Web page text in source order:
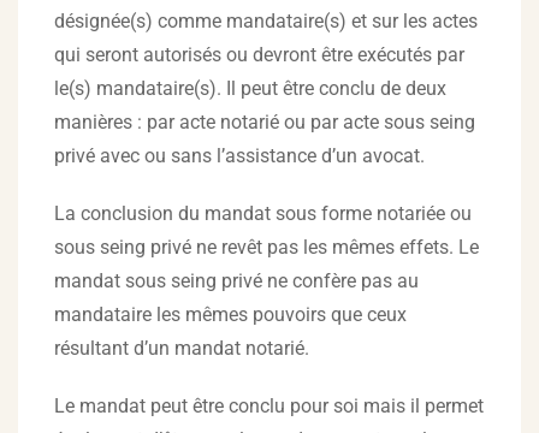
désignée(s) comme mandataire(s) et sur les actes
qui seront autorisés ou devront être exécutés par
le(s) mandataire(s). Il peut être conclu de deux
manières : par acte notarié ou par acte sous seing
privé avec ou sans l’assistance d’un avocat.
La conclusion du mandat sous forme notariée ou
sous seing privé ne revêt pas les mêmes effets. Le
mandat sous seing privé ne confère pas au
mandataire les mêmes pouvoirs que ceux
résultant d’un mandat notarié.
Le mandat peut être conclu pour soi mais il permet